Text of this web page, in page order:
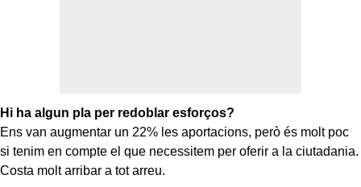
Hi ha algun pla per redoblar esforços?
Ens van augmentar un 22% les aportacions, però és molt poc
si tenim en compte el que necessitem per oferir a la ciutadania.
Costa molt arribar a tot arreu.